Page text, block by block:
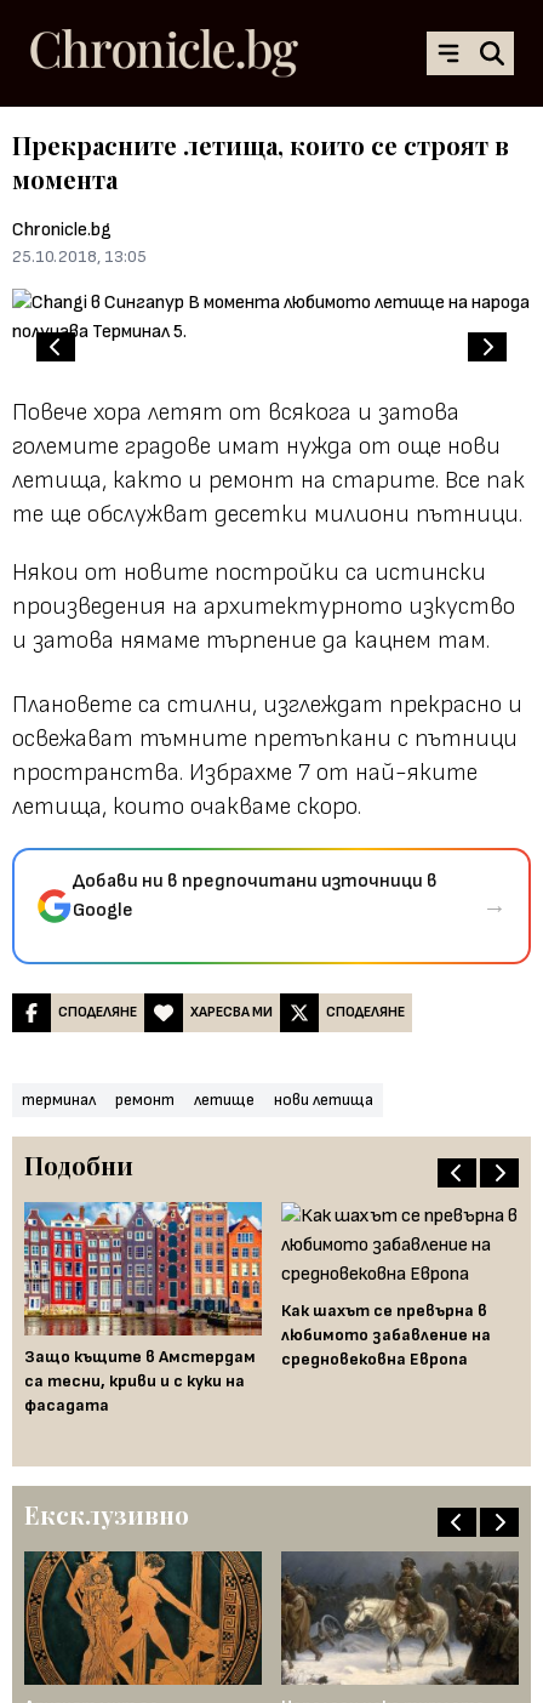
Прекрасните летища, които се строят в
момента
Chronicle.bg
25.10.2018, 13:05
Повече хора летят от всякога и затова
големите градове имат нужда от още нови
летища, както и ремонт на старите. Все пак
те ще обслужват десетки милиони пътници.
Някои от новите постройки са истински
произведения на архитектурното изкуство
и затова нямаме търпение да кацнем там.
Плановете са стилни, изглеждат прекрасно и
освежават тъмните претъпкани с пътници
пространства. Избрахме 7 от най-яките
летища, които очакваме скоро.
Добави ни в предпочитани източници в
Google
→
СПОДЕЛЯНЕ ХАРЕСВА МИ СПОДЕЛЯНЕ
терминал ремонт летище нови летища
Подобни
Защо къщите в Амстердам
са тесни, криви и с куки на
фасадата
Как шахът се превърна в
любимото забавление на
средновековна Европа
Ексклузивно